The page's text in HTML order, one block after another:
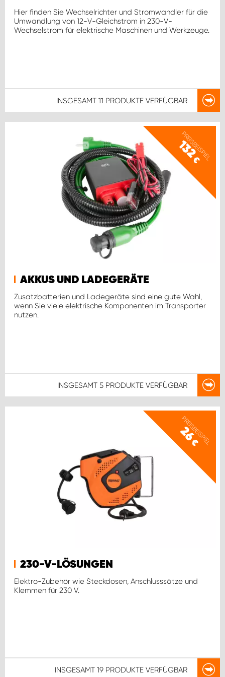
Hier finden Sie Wechselrichter und Stromwandler für die
Umwandlung von 12-V-Gleichstrom in 230-V-
Wechselstrom für elektrische Maschinen und Werkzeuge.
INSGESAMT 11 PRODUKTE VERFÜGBAR
PREISBEISPIEL
132
€
AKKUS UND LADEGERÄTE
Zusatzbatterien und Ladegeräte sind eine gute Wahl,
wenn Sie viele elektrische Komponenten im Transporter
nutzen.
INSGESAMT 5 PRODUKTE VERFÜGBAR
PREISBEISPIEL
26
€
230-V-LÖSUNGEN
Elektro-Zubehör wie Steckdosen, Anschlusssätze und
Klemmen für 230 V.
INSGESAMT 19 PRODUKTE VERFÜGBAR